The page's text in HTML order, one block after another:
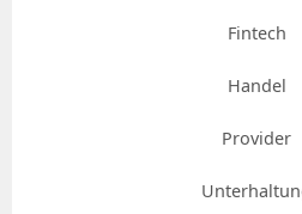
Fintech
Handel
Provider